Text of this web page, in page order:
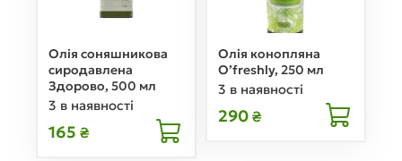
Олія соняшникова
сиродавлена
Здорово, 500 мл
3 в наявності
165 ₴
Олія конопляна
O’freshly, 250 мл
3 в наявності
290 ₴